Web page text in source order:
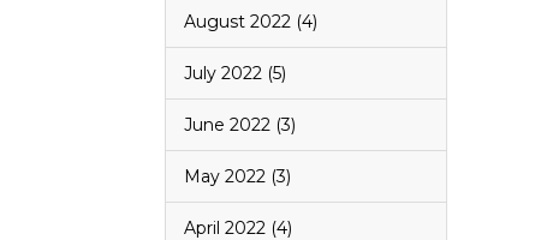
August 2022 (4)
July 2022 (5)
June 2022 (3)
May 2022 (3)
April 2022 (4)